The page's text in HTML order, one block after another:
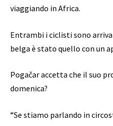
viaggiando in Africa.
Entrambi i ciclisti sono
belga è stato quello con un
Pogačar accetta che il suo
domenica?
“Se stiamo parlando in